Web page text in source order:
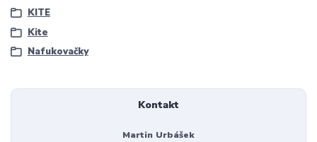
KITE
Kite
Nafukovačky
Kontakt
Martin Urbášek